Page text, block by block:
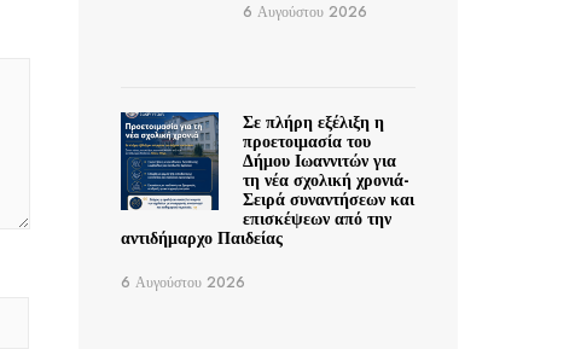
6 Αυγούστου 2026
Σε πλήρη εξέλιξη η
προετοιμασία του
Δήμου Ιωαννιτών για
τη νέα σχολική χρονιά-
Σειρά συναντήσεων και
επισκέψεων από την
αντιδήμαρχο Παιδείας
6 Αυγούστου 2026